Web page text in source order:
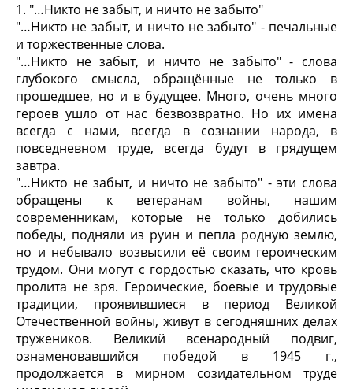
1. "…Никто не забыт, и ничто не забыто"
"…Никто не забыт, и ничто не забыто" - печальные
и торжественные слова.
"…Никто не забыт, и ничто не забыто" - слова
глубокого смысла, обращённые не только в
прошедшее, но и в будущее. Много, очень много
героев ушло от нас безвозвратно. Но их имена
всегда с нами, всегда в сознании народа, в
повседневном труде, всегда будут в грядущем
завтра.
"…Никто не забыт, и ничто не забыто" - эти слова
обращены к ветеранам войны, нашим
современникам, которые не только добились
победы, подняли из руин и пепла родную землю,
но и небывало возвысили её своим героическим
трудом. Они могут с гордостью сказать, что кровь
пролита не зря. Героические, боевые и трудовые
традиции, проявившиеся в период Великой
Отечественной войны, живут в сегодняшних делах
тружеников. Великий всенародный подвиг,
ознаменовавшийся победой в 1945 г.,
продолжается в мирном созидательном труде